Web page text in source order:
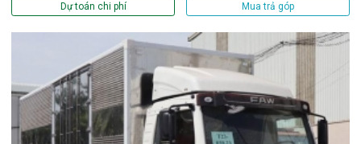
Dự toán chi phí Mua trả góp